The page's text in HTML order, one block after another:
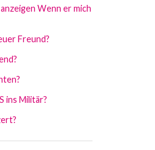
Wenn er mich
Freund?
ins Militär?